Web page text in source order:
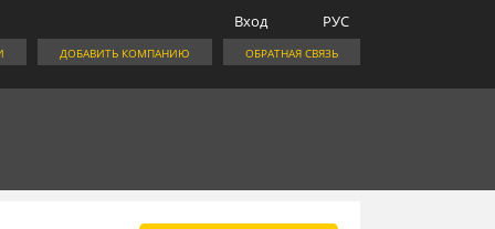
РУС
Вход
ОБРАТНАЯ СВЯЗЬ
ДОБАВИТЬ КОМПАНИЮ